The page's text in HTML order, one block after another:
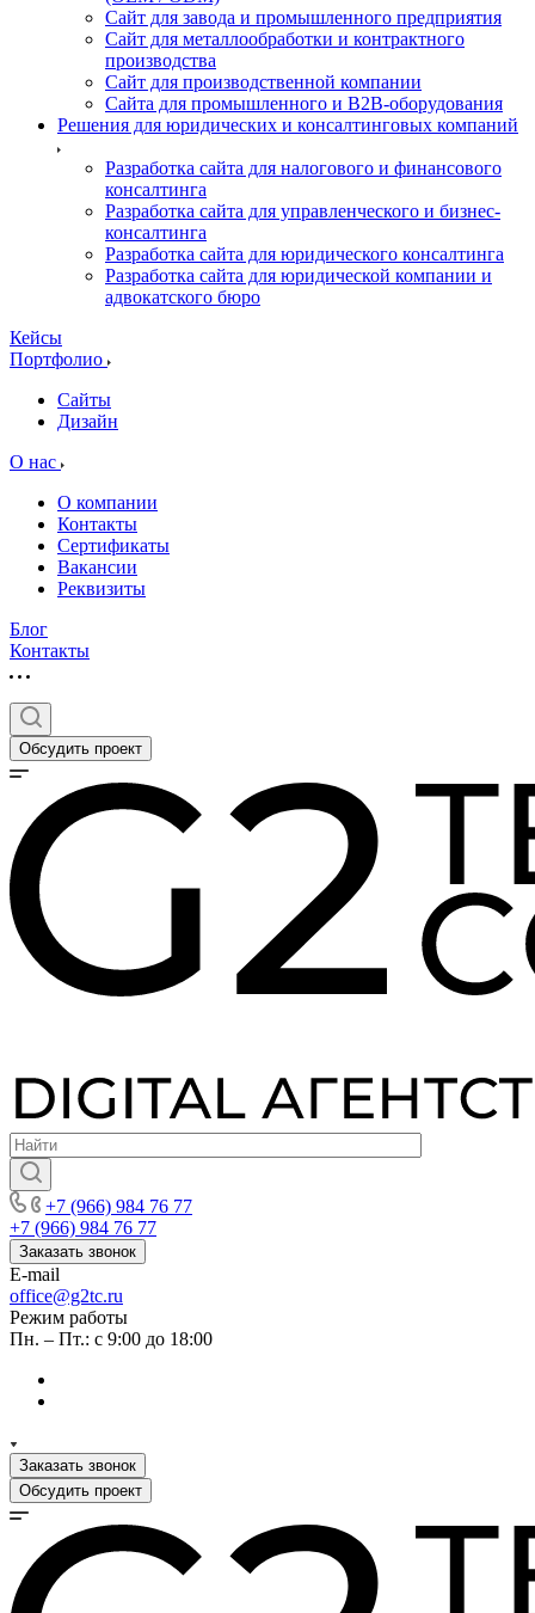
Сайт для завода и промышленного предприятия
Сайт для металлообработки и контрактного
производства
Сайт для производственной компании
Сайта для промышленного и B2B-оборудования
Решения для юридических и консалтинговых компаний
Разработка сайта для налогового и финансового
консалтинга
Разработка сайта для управленческого и бизнес-
консалтинга
Разработка сайта для юридического консалтинга
Разработка сайта для юридической компании и
адвокатского бюро
Кейсы
Портфолио
Сайты
Дизайн
О нас
О компании
Контакты
Сертификаты
Вакансии
Реквизиты
Блог
Контакты
Обсудить проект
+7 (966) 984 76 77
+7 (966) 984 76 77
Заказать звонок
E-mail
office@g2tc.ru
Режим работы
Пн. – Пт.: с 9:00 до 18:00
Заказать звонок
Обсудить проект